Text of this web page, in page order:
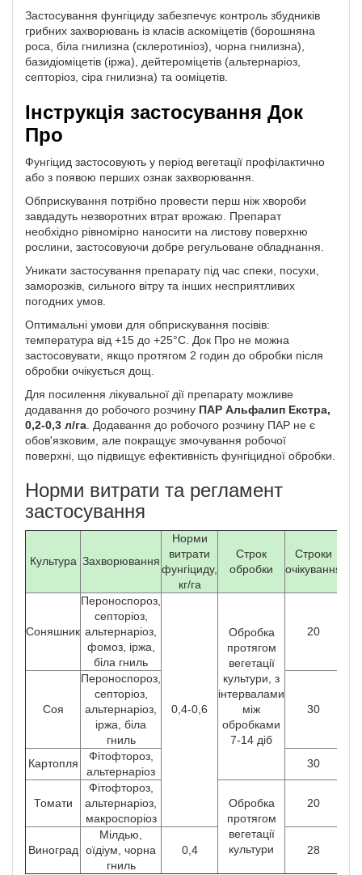
Застосування фунгіциду забезпечує контроль збудників
грибних захворювань із класів аскоміцетів (борошняна
роса, біла гнилизна (склеротиніоз), чорна гнилизна),
базидіоміцетів (іржа), дейтероміцетів (альтернаріоз,
септоріоз, сіра гнилизна) та ооміцетів.
Інструкція застосування Док
Про
Фунгіцид застосовують у період вегетації профілактично
або з появою перших ознак захворювання.
Обприскування потрібно провести перш ніж хвороби
завдадуть незворотних втрат врожаю. Препарат
необхідно рівномірно наносити на листову поверхню
рослини, застосовуючи добре регульоване обладнання.
Уникати застосування препарату під час спеки, посухи,
заморозків, сильного вітру та інших несприятливих
погодних умов.
Оптимальні умови для обприскування посівів:
температура від +15 до +25°С. Док Про не можна
застосовувати, якщо протягом 2 годин до обробки після
обробки очікується дощ.
Для посилення лікувальної дії препарату можливе
додавання до робочого розчину ПАР Альфалип Екстра,
0,2-0,3 л/га. Додавання до робочого розчину ПАР не є
обов'язковим, але покращує змочування робочої
поверхні, що підвищує ефективність фунгіцидної обробки.
Норми витрати та регламент
застосування
Культура Захворювання
Норми
витрати
фунгіциду,
кг/га
Строк
обробки
Строки
очікування
Соняшник
Пероноспороз,
септоріоз,
альтернаріоз,
фомоз, іржа,
біла гниль
0,4-0,6
Обробка
протягом
вегетації
культури, з
інтервалами
між
обробками
7-14 діб
20
Соя
Пероноспороз,
септоріоз,
альтернаріоз,
іржа, біла
гниль
30
Картопля
Фітофтороз,
альтернаріоз
30
Томати
Фітофтороз,
альтернаріоз,
макроспоріоз
Обробка
протягом
вегетації
культури
20
Виноград
Мілдью,
оїдіум, чорна
гниль
0,4 28